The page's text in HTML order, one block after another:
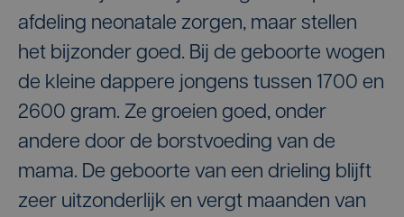
afdeling neonatale zorgen, maar stellen
het bijzonder goed. Bij de geboorte wogen
de kleine dappere jongens tussen 1700 en
2600 gram. Ze groeien goed, onder
andere door de borstvoeding van de
mama. De geboorte van een drieling blijft
zeer uitzonderlijk en vergt maanden van